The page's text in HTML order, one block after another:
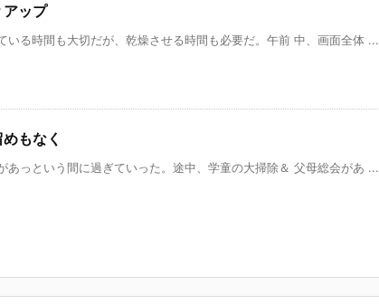
アップ
いる時間も大切だが、乾燥させる時間も必要だ。午前 中、画面全体 ...
もなく
あっという間に過ぎていった。途中、学童の大掃除＆ 父母総会があ ...